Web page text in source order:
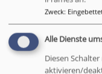
Zweck:
Alle Dienste
Diesen
aktivieren/